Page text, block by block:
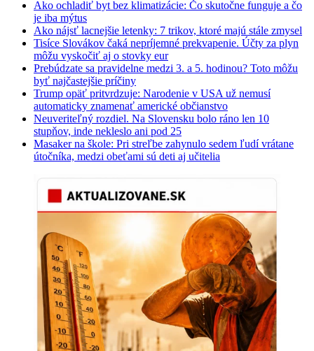
Ako ochladiť byt bez klimatizácie: Čo skutočne funguje a čo
je iba mýtus
Ako nájsť lacnejšie letenky: 7 trikov, ktoré majú stále zmysel
Tisíce Slovákov čaká nepríjemné prekvapenie. Účty za plyn
môžu vyskočiť aj o stovky eur
Prebúdzate sa pravidelne medzi 3. a 5. hodinou? Toto môžu
byť najčastejšie príčiny
Trump opäť pritvrdzuje: Narodenie v USA už nemusí
automaticky znamenať americké občianstvo
Neuveriteľný rozdiel. Na Slovensku bolo ráno len 10
stupňov, inde nekleslo ani pod 25
Masaker na škole: Pri streľbe zahynulo sedem ľudí vrátane
útočníka, medzi obeťami sú deti aj učitelia